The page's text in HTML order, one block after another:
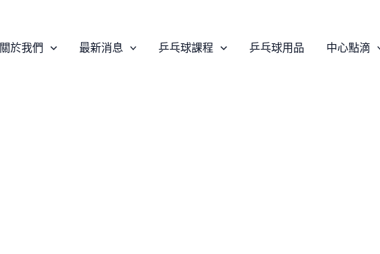
關於我們 最新消息 乒乓球課程 乒乓球用品 中心點滴